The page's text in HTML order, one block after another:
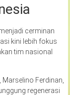
cerminan
kini lebih fokus
tim nasional
Ferdinan,
regenerasi